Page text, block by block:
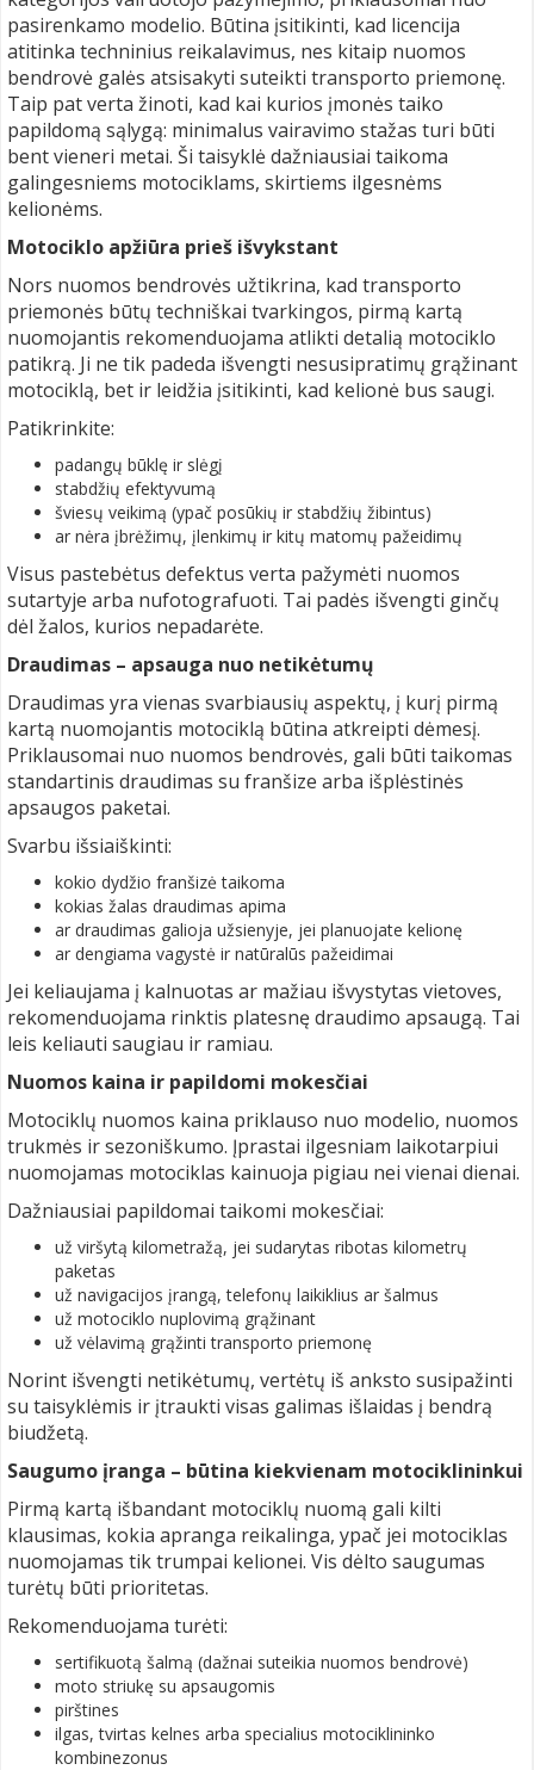
pasirenkamo modelio. Būtina įsitikinti, kad licencija
atitinka techninius reikalavimus, nes kitaip nuomos
bendrovė galės atsisakyti suteikti transporto priemonę.
Taip pat verta žinoti, kad kai kurios įmonės taiko
papildomą sąlygą: minimalus vairavimo stažas turi būti
bent vieneri metai. Ši taisyklė dažniausiai taikoma
galingesniems motociklams, skirtiems ilgesnėms
kelionėms.
Motociklo apžiūra prieš išvykstant
Nors nuomos bendrovės užtikrina, kad transporto
priemonės būtų techniškai tvarkingos, pirmą kartą
nuomojantis rekomenduojama atlikti detalią motociklo
patikrą. Ji ne tik padeda išvengti nesusipratimų grąžinant
motociklą, bet ir leidžia įsitikinti, kad kelionė bus saugi.
Patikrinkite:
padangų būklę ir slėgį
stabdžių efektyvumą
šviesų veikimą (ypač posūkių ir stabdžių žibintus)
ar nėra įbrėžimų, įlenkimų ir kitų matomų pažeidimų
Visus pastebėtus defektus verta pažymėti nuomos
sutartyje arba nufotografuoti. Tai padės išvengti ginčų
dėl žalos, kurios nepadarėte.
Draudimas – apsauga nuo netikėtumų
Draudimas yra vienas svarbiausių aspektų, į kurį pirmą
kartą nuomojantis motociklą būtina atkreipti dėmesį.
Priklausomai nuo nuomos bendrovės, gali būti taikomas
standartinis draudimas su franšize arba išplėstinės
apsaugos paketai.
Svarbu išsiaiškinti:
kokio dydžio franšizė taikoma
kokias žalas draudimas apima
ar draudimas galioja užsienyje, jei planuojate kelionę
ar dengiama vagystė ir natūralūs pažeidimai
Jei keliaujama į kalnuotas ar mažiau išvystytas vietoves,
rekomenduojama rinktis platesnę draudimo apsaugą. Tai
leis keliauti saugiau ir ramiau.
Nuomos kaina ir papildomi mokesčiai
Motociklų nuomos kaina priklauso nuo modelio, nuomos
trukmės ir sezoniškumo. Įprastai ilgesniam laikotarpiui
nuomojamas motociklas kainuoja pigiau nei vienai dienai.
Dažniausiai papildomai taikomi mokesčiai:
už viršytą kilometražą, jei sudarytas ribotas kilometrų
paketas
už navigacijos įrangą, telefonų laikiklius ar šalmus
už motociklo nuplovimą grąžinant
už vėlavimą grąžinti transporto priemonę
Norint išvengti netikėtumų, vertėtų iš anksto susipažinti
su taisyklėmis ir įtraukti visas galimas išlaidas į bendrą
biudžetą.
Saugumo įranga – būtina kiekvienam motociklininkui
Pirmą kartą išbandant motociklų nuomą gali kilti
klausimas, kokia apranga reikalinga, ypač jei motociklas
nuomojamas tik trumpai kelionei. Vis dėlto saugumas
turėtų būti prioritetas.
Rekomenduojama turėti:
sertifikuotą šalmą (dažnai suteikia nuomos bendrovė)
moto striukę su apsaugomis
pirštines
ilgas, tvirtas kelnes arba specialius motociklininko
kombinezonus